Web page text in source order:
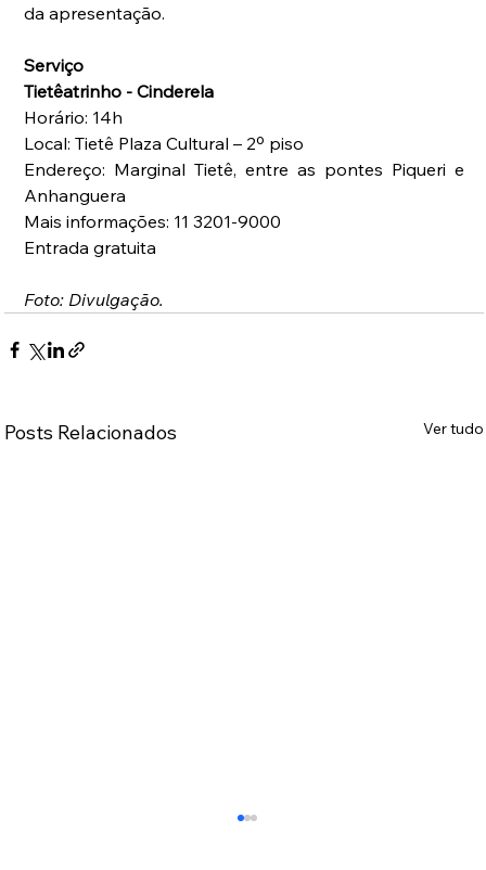
da apresentação.
Serviço
Tietêatrinho - Cinderela
Horário: 14h
Local: Tietê Plaza Cultural – 2º piso
Endereço: Marginal Tietê, entre as pontes Piqueri e
Anhanguera
Mais informações: 11 3201-9000
Entrada gratuita
Foto: Divulgação.
Posts Relacionados Ver tudo